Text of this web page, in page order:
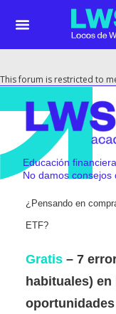
This forum is restricted to
Educación
No damos consejos
¿Pensando en
ETF?
Gratis – 7
habituales)